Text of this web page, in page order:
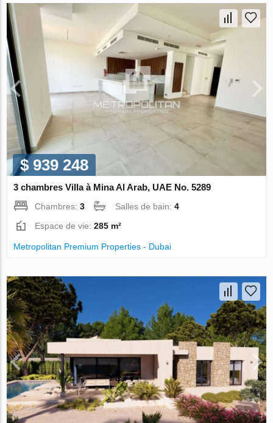
$ 939 248
3 chambres Villa à Mina Al Arab, UAE No. 5289
Chambres:3 Salles de bain:4
Espace de vie:285 m²
Metropolitan Premium Properties - Dubai